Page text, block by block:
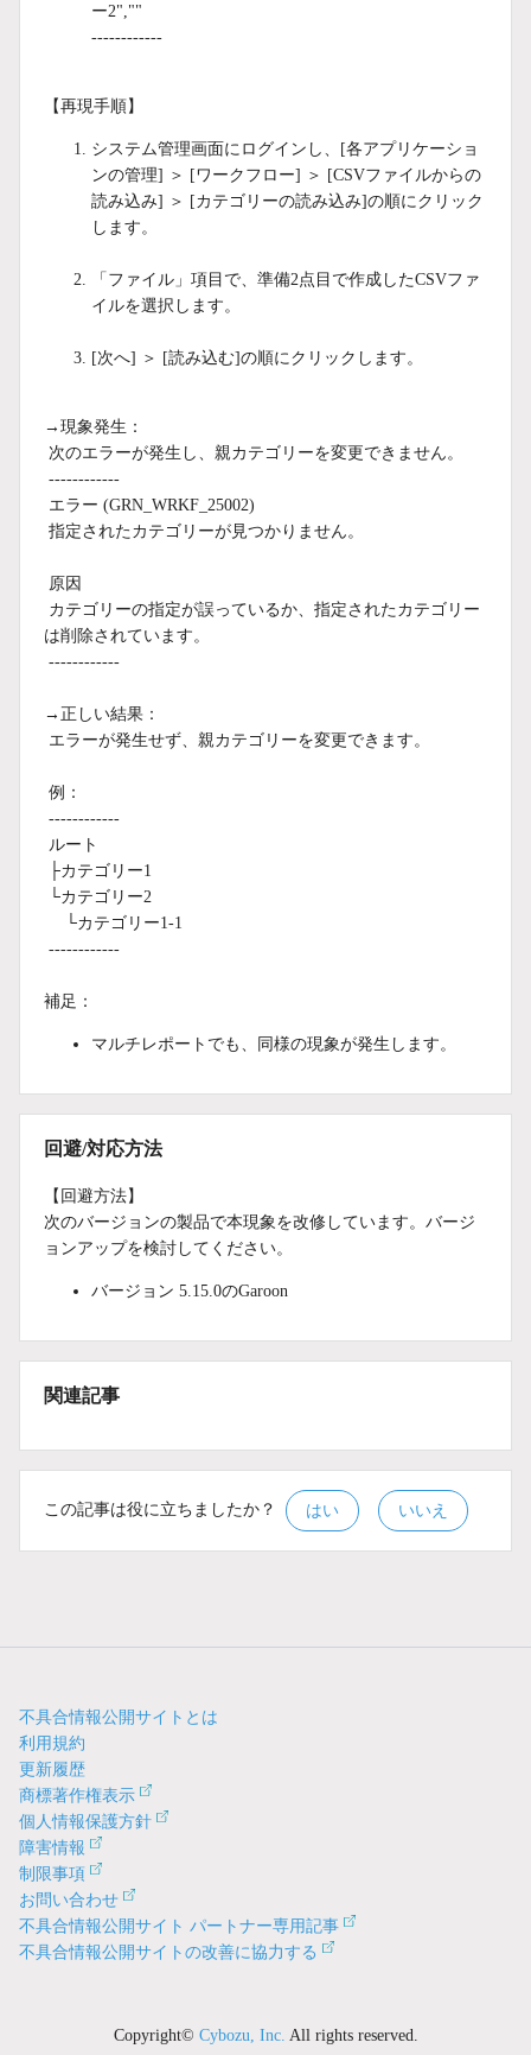
ー2",""
------------
【再現手順】
システム管理画面にログインし、[各アプリケーショ
ンの管理] ＞ [ワークフロー] ＞ [CSVファイルからの
読み込み] ＞ [カテゴリーの読み込み]の順にクリック
します。
「ファイル」項目で、準備2点目で作成したCSVファ
イルを選択します。
[次へ] ＞ [読み込む]の順にクリックします。
→現象発生：
次のエラーが発生し、親カテゴリーを変更できません。
------------
エラー (GRN_WRKF_25002)
指定されたカテゴリーが見つかりません。
原因
カテゴリーの指定が誤っているか、指定されたカテゴリー
は削除されています。
------------
→正しい結果：
エラーが発生せず、親カテゴリーを変更できます。
例：
------------
ルート
├カテゴリー1
└カテゴリー2
└カテゴリー1-1
------------
補足：
マルチレポートでも、同様の現象が発生します。
回避/対応方法
【回避方法】
次のバージョンの製品で本現象を改修しています。バージ
ョンアップを検討してください。
バージョン 5.15.0のGaroon
関連記事
この記事は役に立ちましたか？ はい いいえ
不具合情報公開サイトとは
利用規約
更新履歴
商標著作権表示
個人情報保護方針
障害情報
制限事項
お問い合わせ
不具合情報公開サイト パートナー専用記事
不具合情報公開サイトの改善に協力する
Copyright© Cybozu, Inc. All rights reserved.